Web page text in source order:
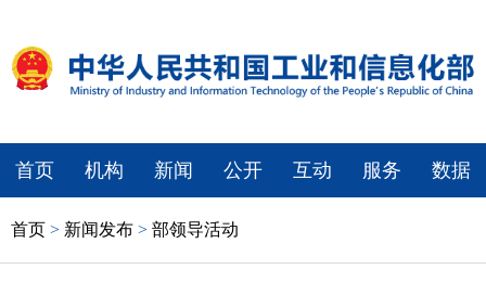
首页 机构 新闻 公开 互动 服务 数据
首页 > 新闻发布 > 部领导活动